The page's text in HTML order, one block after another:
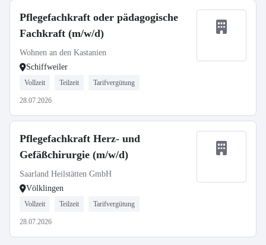
Pflegefachkraft oder pädagogische
Fachkraft (m/w/d)
Wohnen an den Kastanien
Schiffweiler
Vollzeit Teilzeit Tarifvergütung
28.07.2026
Pflegefachkraft Herz- und
Gefäßchirurgie (m/w/d)
Saarland Heilstätten GmbH
Völklingen
Vollzeit Teilzeit Tarifvergütung
28.07.2026